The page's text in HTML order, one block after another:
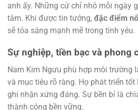
anh ấy. Những cử chỉ nhỏ mỗi ngày
tâm. Khi được tin tưởng, đặc điểm
sẽ tỏa sáng mạnh mẽ trong tình yêu.
Sự nghiệp, tiền bạc và phong
Nam Kim Ngưu phù hợp môi trường
và mục tiêu rõ ràng. Họ phát triển
ghi nhận xứng đáng. Sự bền bỉ là
thành công bền vững.